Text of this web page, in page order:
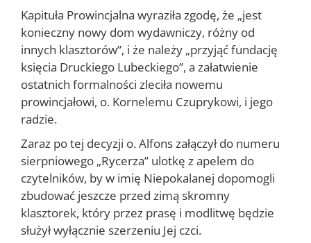
Kapituła Prowincjalna wyraziła zgodę, że „jest
konieczny nowy dom wydawniczy, różny od
innych klasztorów”, i że należy „przyjąć fundację
księcia Druckiego Lubeckiego”, a załatwienie
ostatnich for­malności zleciła nowemu
prowincjałowi, o. Kornelemu Czuprykowi, i jego
radzie.
Zaraz po tej decyzji o. Alfons załączył do numeru
sierpniowego „Rycerza” ulotkę z apelem do
czytelników, by w imię Niepokalanej dopomogli
zbudować jeszcze przed zimą skromny
klasztorek, który przez prasę i modlitwę będzie
służył wyłącznie szerzeniu Jej czci.